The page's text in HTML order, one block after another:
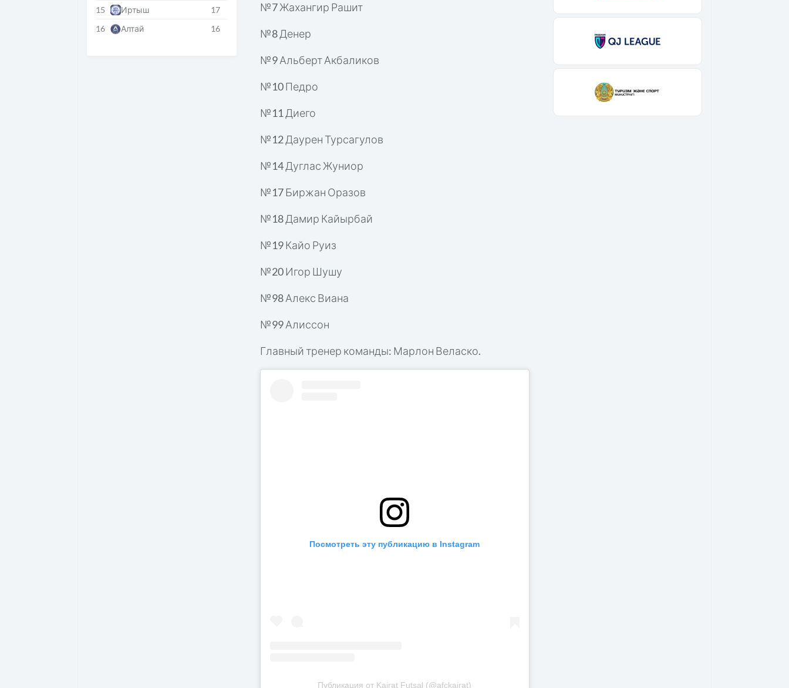
15
Иртыш
17
16
Алтай 16
№7 Жахангир Рашит
№8 Денер
№9 Альберт Акбаликов
№10 Педро
№11 Диего
№12 Даурен Турсагулов
№14 Дуглас Жуниор
№17 Биржан Оразов
№18 Дамир Кайырбай
№19 Кайо Руиз
№20 Игор Шушу
№98 Алекс Виана
№99 Алиссон
Главный тренер команды: Марлон Веласко.
Посмотреть эту публикацию в Instagram
Публикация от Kairat Futsal (@afckairat)